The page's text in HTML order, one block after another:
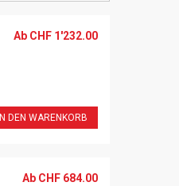
Ab CHF 1'232.00
IN DEN WARENKORB
Ab CHF 684.00